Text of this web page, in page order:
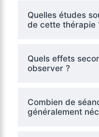
Quelles études
de cette thérapie
Quels effets
observer ?
Combien de
généralement